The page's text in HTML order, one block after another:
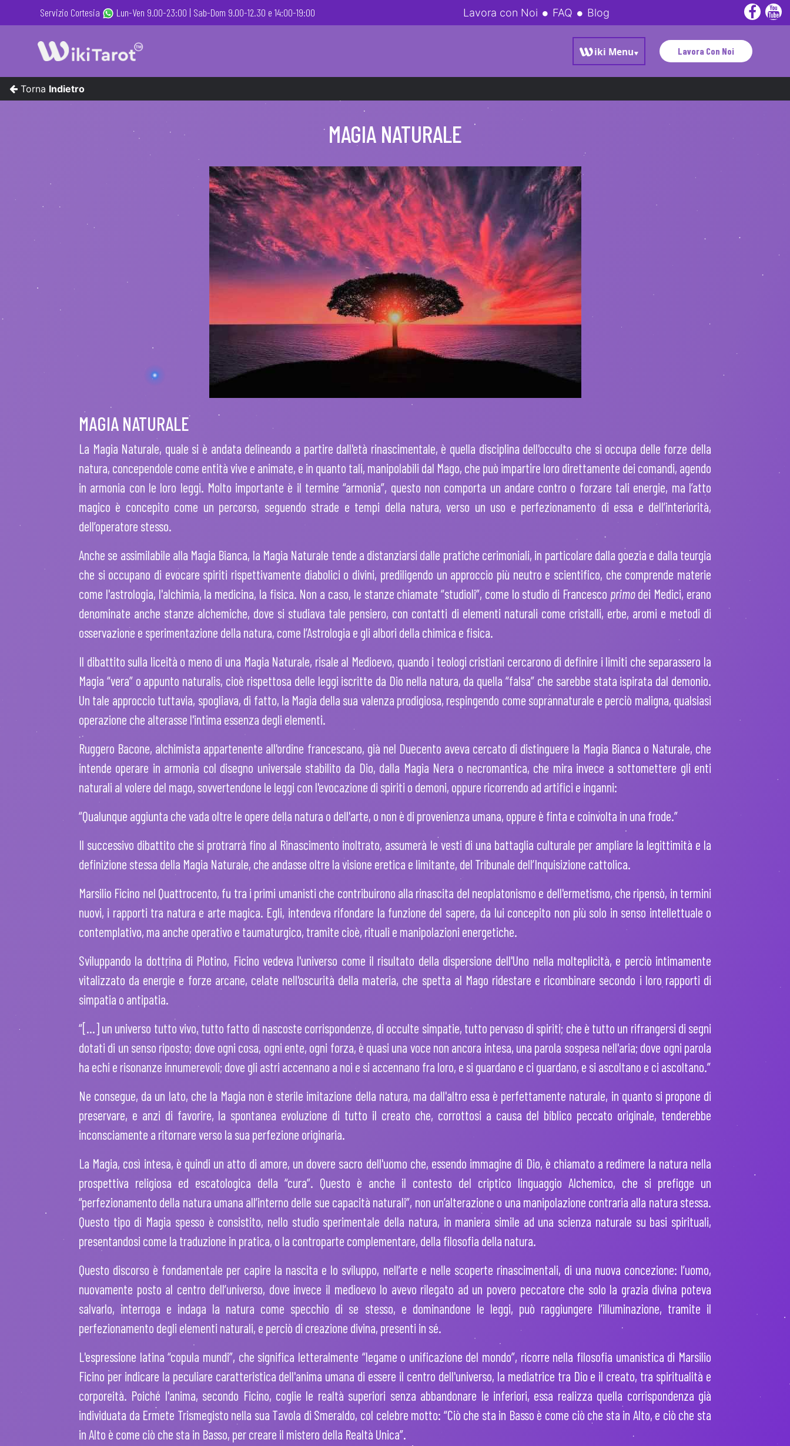
Servizio Cortesia Lun-Ven 9.00-23:00 | Sab-Dom 9.00-12.30 e 14:00-19:00 Lavora con Noi FAQ Blog
Lavora Con Noi
Torna Indietro
MAGIA NATURALE
MAGIA NATURALE
La Magia Naturale, quale si è andata delineando a partire dall'età rinascimentale, è quella disciplina dell'occulto che si occupa delle forze della
natura, concependole come entità vive e animate, e in quanto tali, manipolabili dal Mago, che può impartire loro direttamente dei comandi, agendo
in armonia con le loro leggi. Molto importante è il termine “armonia”, questo non comporta un andare contro o forzare tali energie, ma l’atto
magico è concepito come un percorso, seguendo strade e tempi della natura, verso un uso e perfezionamento di essa e dell’interiorità,
dell’operatore stesso.
Anche se assimilabile alla Magia Bianca, la Magia Naturale tende a distanziarsi dalle pratiche cerimoniali, in particolare dalla goezia e dalla teurgia
che si occupano di evocare spiriti rispettivamente diabolici o divini, prediligendo un approccio più neutro e scientifico, che comprende materie
come l'astrologia, l'alchimia, la medicina, la fisica. Non a caso, le stanze chiamate “studioli”, come lo studio di Francesco primodei Medici, erano
denominate anche stanze alchemiche, dove si studiava tale pensiero, con contatti di elementi naturali come cristalli, erbe, aromi e metodi di
osservazione e sperimentazione della natura, come l’Astrologia e gli albori della chimica e fisica.
Il dibattito sulla liceità o meno di una Magia Naturale, risale al Medioevo, quando i teologi cristiani cercarono di definire i limiti che separassero la
Magia “vera” o appunto naturalis, cioè rispettosa delle leggi iscritte da Dio nella natura, da quella “falsa” che sarebbe stata ispirata dal demonio.
Un tale approccio tuttavia, spogliava, di fatto, la Magia della sua valenza prodigiosa, respingendo come soprannaturale e perciò maligna, qualsiasi
operazione che alterasse l'intima essenza degli elementi.
Ruggero Bacone, alchimista appartenente all'ordine francescano, già nel Duecento aveva cercato di distinguere la Magia Bianca o Naturale, che
intende operare in armonia col disegno universale stabilito da Dio, dalla Magia Nera o necromantica, che mira invece a sottomettere gli enti
naturali al volere del mago, sovvertendone le leggi con l'evocazione di spiriti o demoni, oppure ricorrendo ad artifici e inganni:
“Qualunque aggiunta che vada oltre le opere della natura o dell'arte, o non è di provenienza umana, oppure è finta e coinvolta in una frode.”
Il successivo dibattito che si protrarrà fino al Rinascimento inoltrato, assumerà le vesti di una battaglia culturale per ampliare la legittimità e la
definizione stessa della Magia Naturale, che andasse oltre la visione eretica e limitante, del Tribunale dell’Inquisizione cattolica.
Marsilio Ficino nel Quattrocento, fu tra i primi umanisti che contribuirono alla rinascita del neoplatonismo e dell'ermetismo, che ripensò, in termini
nuovi, i rapporti tra natura e arte magica. Egli, intendeva rifondare la funzione del sapere, da lui concepito non più solo in senso intellettuale o
contemplativo, ma anche operativo e taumaturgico, tramite cioè, rituali e manipolazioni energetiche.
Sviluppando la dottrina di Plotino, Ficino vedeva l'universo come il risultato della dispersione dell'Uno nella molteplicità, e perciò intimamente
vitalizzato da energie e forze arcane, celate nell'oscurità della materia, che spetta al Mago ridestare e ricombinare secondo i loro rapporti di
simpatia o antipatia.
“[...] un universo tutto vivo, tutto fatto di nascoste corrispondenze, di occulte simpatie, tutto pervaso di spiriti; che è tutto un rifrangersi di segni
dotati di un senso riposto; dove ogni cosa, ogni ente, ogni forza, è quasi una voce non ancora intesa, una parola sospesa nell'aria; dove ogni parola
ha echi e risonanze innumerevoli; dove gli astri accennano a noi e si accennano fra loro, e si guardano e ci guardano, e si ascoltano e ci ascoltano.”
Ne consegue, da un lato, che la Magia non è sterile imitazione della natura, ma dall'altro essa è perfettamente naturale, in quanto si propone di
preservare, e anzi di favorire, la spontanea evoluzione di tutto il creato che, corrottosi a causa del biblico peccato originale, tenderebbe
inconsciamente a ritornare verso la sua perfezione originaria.
La Magia, così intesa, è quindi un atto di amore, un dovere sacro dell'uomo che, essendo immagine di Dio, è chiamato a redimere la natura nella
prospettiva religiosa ed escatologica della “cura”. Questo è anche il contesto del criptico linguaggio Alchemico, che si prefigge un
“perfezionamento della natura umana all’interno delle sue capacità naturali”, non un’alterazione o una manipolazione contraria alla natura stessa.
Questo tipo di Magia spesso è consistito, nello studio sperimentale della natura, in maniera simile ad una scienza naturale su basi spirituali,
presentandosi come la traduzione in pratica, o la controparte complementare, della filosofia della natura.
Questo discorso è fondamentale per capire la nascita e lo sviluppo, nell’arte e nelle scoperte rinascimentali, di una nuova concezione: l’uomo,
nuovamente posto al centro dell’universo, dove invece il medioevo lo avevo rilegato ad un povero peccatore che solo la grazia divina poteva
salvarlo, interroga e indaga la natura come specchio di se stesso, e dominandone le leggi, può raggiungere l’illuminazione, tramite il
perfezionamento degli elementi naturali, e perciò di creazione divina, presenti in sé.
L'espressione latina “copula mundi”, che significa letteralmente “legame o unificazione del mondo”, ricorre nella filosofia umanistica di Marsilio
Ficino per indicare la peculiare caratteristica dell'anima umana di essere il centro dell'universo, la mediatrice tra Dio e il creato, tra spiritualità e
corporeità. Poiché l'anima, secondo Ficino, coglie le realtà superiori senza abbandonare le inferiori, essa realizza quella corrispondenza già
individuata da Ermete Trismegisto nella sua Tavola di Smeraldo, col celebre motto: “Ciò che sta in Basso è come ciò che sta in Alto, e ciò che sta
in Alto è come ciò che sta in Basso, per creare il mistero della Realtà Unica”.